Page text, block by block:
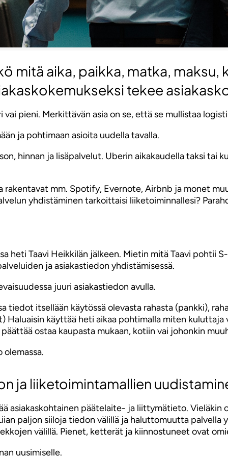
mitä aika, paikka, matka, maksu,
tekee
pieni. Merkittävän asia on se, että se mullistaa
ja pohtimaan asioita uudella tavalla.
hinnan ja lisäpalvelut. Uberin aikakaudella taksi tai
rakentavat mm. Spotify, Evernote, Airbnb ja monet
yhdistäminen tarkoittaisi liiketoiminnallesi?
heti Taavi Heikkilän jälkeen. Mietin mitä Taavi pohtii
ja asiakastiedon yhdistämisessä.
juuri asiakastiedon avulla.
tiedot itsellään käytössä olevasta rahasta (pankki),
käyttää heti aikaa pohtimalla miten kuluttaja
ostaa kaupasta mukaan, kotiin vai johonkin
ja liiketoimintamallien
asiakaskohtainen päätelaite- ja liittymätieto. Vieläkin
paljon siiloja tiedon välillä ja haluttomuutta palvella
välillä. Pienet, ketterät ja kiinnostuneet ovat
uusimiselle.